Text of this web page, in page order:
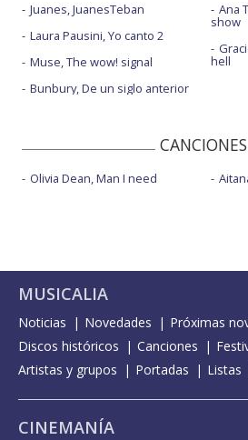
Juanes, JuanesTeban
Laura Pausini, Yo canto 2
Muse, The wow! signal
Bunbury, De un siglo anterior
Ana
show
hell
CANCIONES
Olivia Dean, Man I need
MUSICALIA
Noticias Novedades
Próximas
Discos históricos
Canciones
Artistas y grupos
Portadas Listas
CINEMANÍA